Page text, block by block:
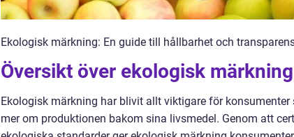
Ekologisk märkning: En guide till hållbarhet och
Översikt över ekologisk märkning
Ekologisk märkning har blivit allt viktigare för
mer om produktionen bakom sina livsmedel. Genom att